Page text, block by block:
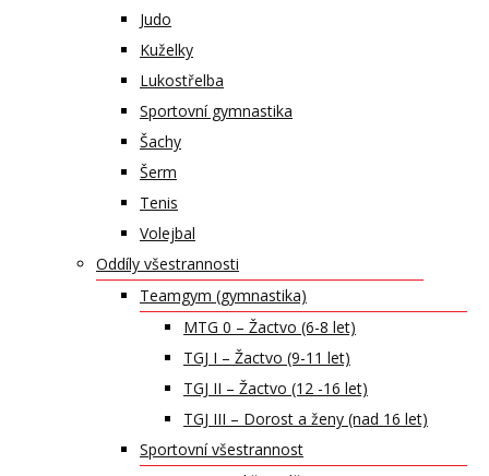
Judo
Kuželky
Lukostřelba
Sportovní gymnastika
Šachy
Šerm
Tenis
Volejbal
Oddíly všestrannosti
Teamgym (gymnastika)
MTG 0 – Žactvo (6-8 let)
TGJ I – Žactvo (9-11 let)
TGJ II – Žactvo (12 -16 let)
TGJ III – Dorost a ženy (nad 16 let)
Sportovní všestrannost